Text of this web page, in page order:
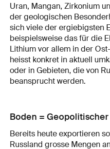
Uran, Mangan, Zirkonium
der geologischen
sich viele der ergiebigsten
beispielsweise das für die
Lithium vor allem in der
heisst konkret in aktuell
oder in Gebieten, die von
beansprucht werden.
Boden =
Bereits heute exportieren
Russland grosse Mengen